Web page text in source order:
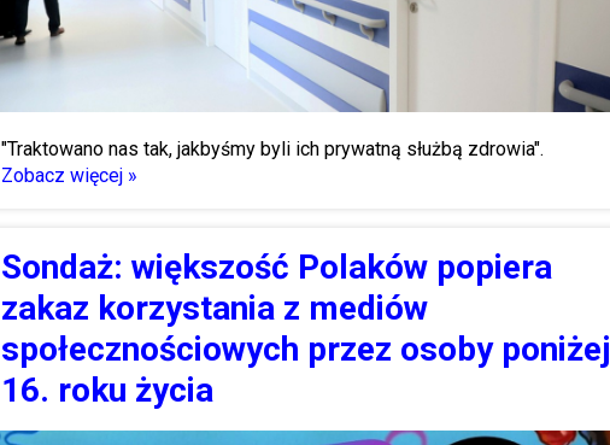
"Traktowano nas tak, jakbyśmy byli ich prywatną służbą zdrowia".
Zobacz więcej »
Sondaż: większość Polaków popiera
zakaz korzystania z mediów
społecznościowych przez osoby poniżej
16. roku życia